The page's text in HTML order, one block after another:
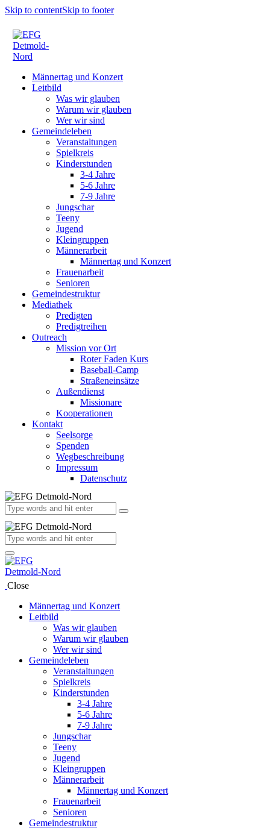
Skip to contentSkip to footer
Männertag und Konzert
Leitbild
Was wir glauben
Warum wir glauben
Wer wir sind
Gemeindeleben
Veranstaltungen
Spielkreis
Kinderstunden
3-4 Jahre
5-6 Jahre
7-9 Jahre
Jungschar
Teeny
Jugend
Kleingruppen
Männerarbeit
Männertag und Konzert
Frauenarbeit
Senioren
Gemeindestruktur
Mediathek
Predigten
Predigtreihen
Outreach
Mission vor Ort
Roter Faden Kurs
Baseball-Camp
Straßeneinsätze
Außendienst
Missionare
Kooperationen
Kontakt
Seelsorge
Spenden
Wegbeschreibung
Impressum
Datenschutz
Close
Männertag und Konzert
Leitbild
Was wir glauben
Warum wir glauben
Wer wir sind
Gemeindeleben
Veranstaltungen
Spielkreis
Kinderstunden
3-4 Jahre
5-6 Jahre
7-9 Jahre
Jungschar
Teeny
Jugend
Kleingruppen
Männerarbeit
Männertag und Konzert
Frauenarbeit
Senioren
Gemeindestruktur